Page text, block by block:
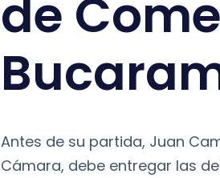
de
Antes de su partida, Juan
Cámara, debe entregar las